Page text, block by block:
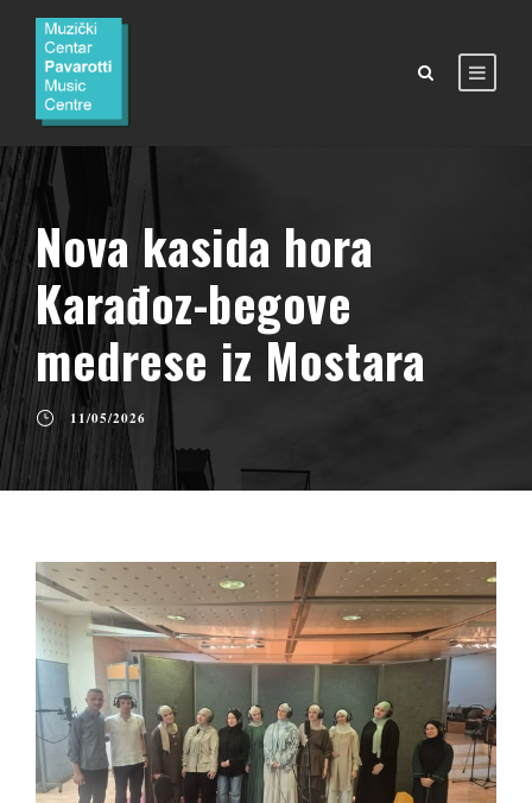
Nova kasida hora
Karađoz-begove
medrese iz Mostara
11/05/2026